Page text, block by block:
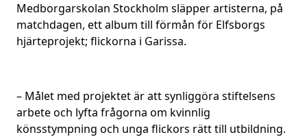
Medborgarskolan Stockholm släpper artisterna, på
matchdagen, ett album till förmån för Elfsborgs
hjärteprojekt; flickorna i Garissa.
– Målet med projektet är att synliggöra stiftelsens
arbete och lyfta frågorna om kvinnlig
könsstympning och unga flickors rätt till utbildning.